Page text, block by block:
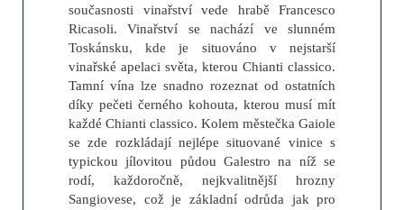
současnosti vinařství vede hrabě Francesco
Ricasoli. Vinařství se nachází ve slunném
Toskánsku, kde je situováno v nejstarší
vinařské apelaci světa, kterou Chianti classico.
Tamní vína lze snadno rozeznat od ostatních
díky pečeti černého kohouta, kterou musí mít
každé Chianti classico. Kolem městečka Gaiole
se zde rozkládají nejlépe situované vinice s
typickou jílovitou půdou Galestro na níž se
rodí, každoročně, nejkvalitnější hrozny
Sangiovese, což je základní odrůda jak pro